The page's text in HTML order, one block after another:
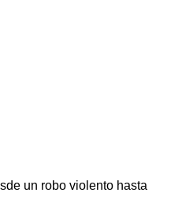
un robo violento hasta